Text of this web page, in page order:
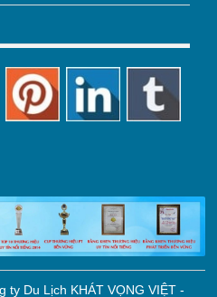
ty Du Lịch KHÁT VỌNG VIỆT -